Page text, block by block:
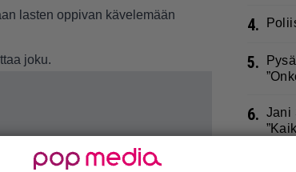
lasten oppivan kävelemään
joku.
4.
5.
6. Jani